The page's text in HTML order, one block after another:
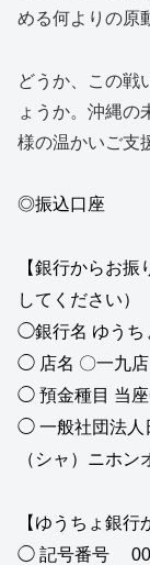
める何よりの原
どうか、この戦
ょうか。沖縄
様の温かいご支
◎振込口座
【銀行からお
してください）
◯銀行名 ゆうち
◯ 店名 〇一九店
◯ 預金種目 当
◯ 一般社団法人
（シャ）ニホ
【ゆうちょ銀行
◯ 記号番号